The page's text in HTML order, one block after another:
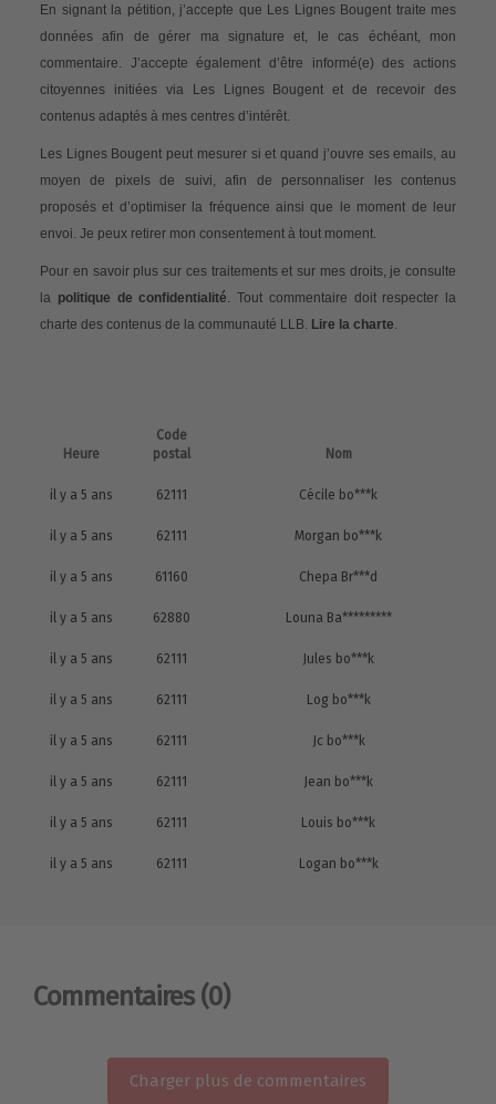
En signant la pétition, j’accepte que Les Lignes Bougent traite mes
données afin de gérer ma signature et, le cas échéant, mon
commentaire. J’accepte également d’être informé(e) des actions
citoyennes initiées via Les Lignes Bougent et de recevoir des
contenus adaptés à mes centres d’intérêt.
Les Lignes Bougent peut mesurer si et quand j’ouvre ses emails, au
moyen de pixels de suivi, afin de personnaliser les contenus
proposés et d’optimiser la fréquence ainsi que le moment de leur
envoi. Je peux retirer mon consentement à tout moment.
Pour en savoir plus sur ces traitements et sur mes droits, je consulte
la politique de confidentialité. Tout commentaire doit respecter la
charte des contenus de la communauté LLB. Lire la charte.
Heure
Code
postal
Nom
il y a 5 ans 62111 Cécile bo***k
il y a 5 ans 62111 Morgan bo***k
il y a 5 ans 61160 Chepa Br***d
il y a 5 ans 62880 Louna Ba*********
il y a 5 ans 62111 Jules bo***k
il y a 5 ans 62111 Log bo***k
il y a 5 ans 62111 Jc bo***k
il y a 5 ans 62111 Jean bo***k
il y a 5 ans 62111 Louis bo***k
il y a 5 ans 62111 Logan bo***k
Commentaires (0)
Charger plus de commentaires